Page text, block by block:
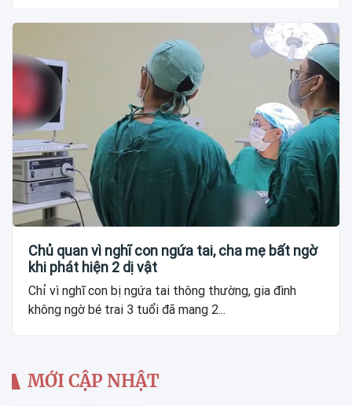
Chủ quan vì nghĩ con ngứa tai, cha mẹ bất ngờ
khi phát hiện 2 dị vật
Chỉ vì nghĩ con bị ngứa tai thông thường, gia đình
không ngờ bé trai 3 tuổi đã mang 2...
MỚI CẬP NHẬT